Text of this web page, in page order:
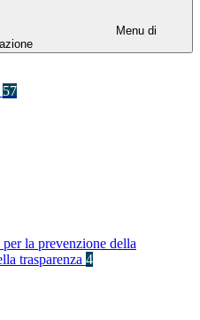
Menu di
57
la prevenzione della
trasparenza 4